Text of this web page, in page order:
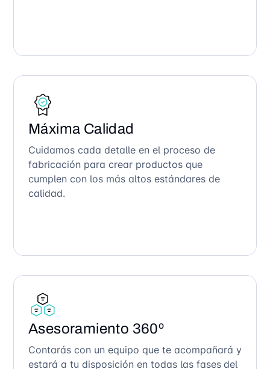
Máxima Calidad
Cuidamos cada detalle en el proceso de
fabricación para crear productos que
cumplen con los más altos estándares de
calidad.
Asesoramiento 360º
Contarás con un equipo que te acompañará y
estará a tu disposición en todas las fases del